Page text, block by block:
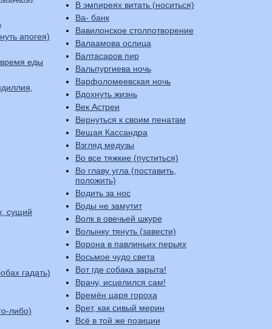
апогея)
еды
сущий
гадать)
либо)
В эмпиреях витать (носиться)
Ва- банк
Вавилонское столпотворение
Валаамова ослица
Валтасаров пир
Вальпургиева ночь
Варфоломеевская ночь
Вдохнуть жизнь
Век Астреи
Вернуться к своим пенатам
Вещая Кассандра
Взгляд медузы
Во все тяжкие (пуститься)
Во главу угла (поставить,
положить)
Водить за нос
Воды не замутит
Волк в овечьей шкуре
Волынку тянуть (завести)
Ворона в павлиньих перьях
Восьмое чудо света
Вот где собака зарыта!
Врачу, исцелился сам!
Времён царя гороха
Врет, как сивый мерин
Всё в той же позиции